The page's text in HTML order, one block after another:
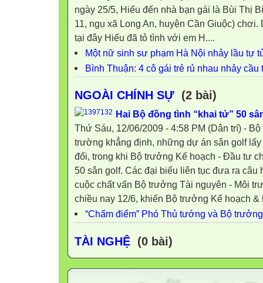
ngày 25/5, Hiếu đến nhà bạn gái là Bùi Thị
11, ngụ xã Long An, huyện Cần Giuộc)
tại đây Hiếu đã tỏ tình với em H....
Một nữ sinh sư phạm Hà Nội nhảy lầu tự
Bình Thuận: 4 cô gái trẻ rủ nhau nhảy cầu
NGOÀI CHÍNH SỰ (2 bài)
Hai Bộ đồng tình “khai tử” 50
Thứ Sáu, 12/06/2009 - 4:58 PM (Dân trí) -
trường khẳng định, những dự án sân golf
đổi, trong khi Bộ trưởng Kế hoạch - Đầu tư
50 sân golf. Các đại biểu liên tục đưa ra câu
cuộc chất vấn Bộ trưởng Tài nguyên - Môi
chiều nay 12/6, khiến Bộ trưởng Kế hoạch &
“Chấm điểm” Phó Thủ tướng và Bộ trưởng
TÀI NGHỆ (0 bài)